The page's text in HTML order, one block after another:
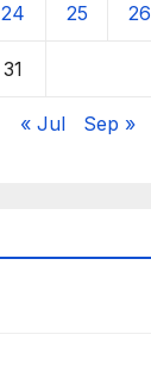
24 25 26
31
« Jul Sep »